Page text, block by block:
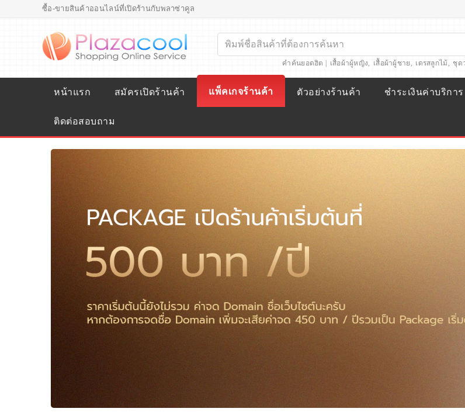
ซื้อ-ขายสินค้าออนไลน์ที่เปิดร้านกับพลาซ่าคูล
คำค้นยอดฮิต | เสื้อผ้าผู้หญิง, เสื้อผ้าผู้ชาย, เดรสลูกไม้, ชุด
หน้าแรก สมัครเปิดร้านค้า แพ็คเกจร้านค้า ตัวอย่างร้านค้า ชำระเงินค่าบริการ
ติดต่อสอบถาม